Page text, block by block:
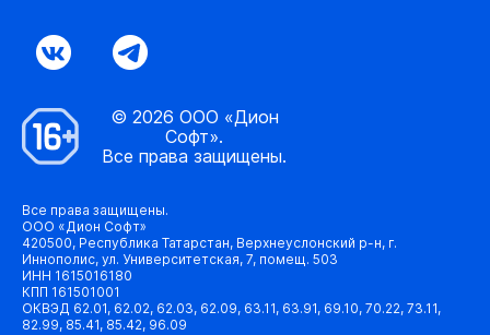
© 2026 ООО «Дион
Софт».
Все права защищены.
Все права защищены.
ООО «Дион Софт»
420500, Республика Татарстан, Верхнеуслонский р-н, г.
Иннополис, ул. Университетская, 7, помещ. 503
ИНН 1615016180
КПП 161501001
ОКВЭД 62.01, 62.02, 62.03, 62.09, 63.11, 63.91, 69.10, 70.22, 73.11,
82.99, 85.41, 85.42, 96.09